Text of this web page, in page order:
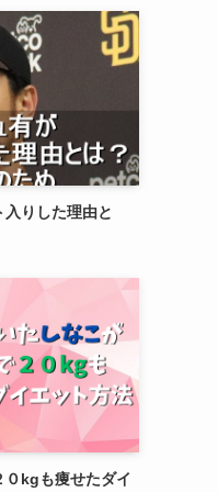
りした理由と
０kgも痩せたダイ